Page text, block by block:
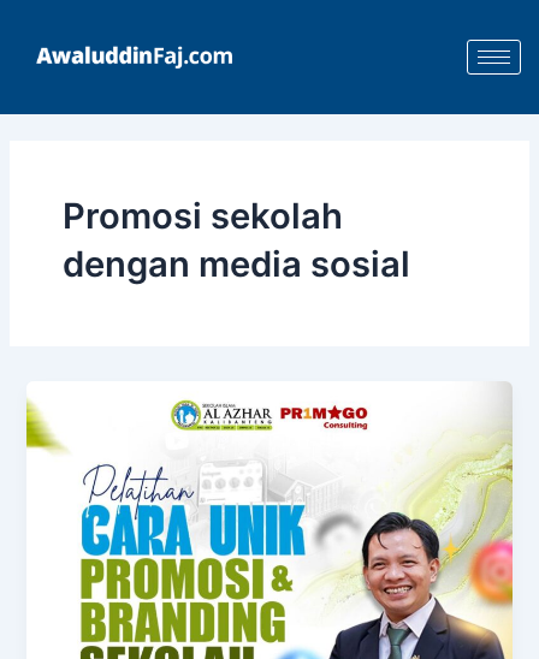
content
Promosi sekolah
dengan media sosial